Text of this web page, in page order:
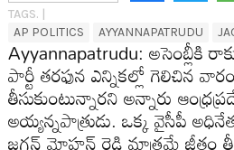
TAGS. |
AP POLITICS
AYYANNAPATRUDU
Ayyannapatrudu: అసెంబ్లీకి
పార్టీ త‌ర‌ఫున ఎన్నిక‌ల్లో గెలిచిన
తీసుకుంటున్నార‌ని అన్నారు
అయ్య‌న్న‌పాత్రుడు. ఒక్క వైసీపీ